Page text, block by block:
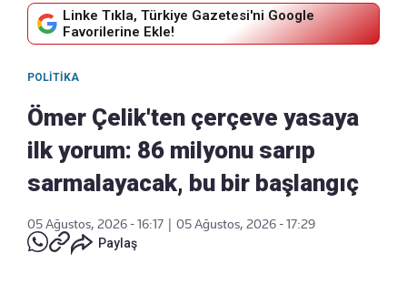
Linke Tıkla, Türkiye Gazetesi'ni Google
Favorilerine Ekle!
POLITIKA
Ömer Çelik'ten çerçeve yasaya
ilk yorum: 86 milyonu sarıp
sarmalayacak, bu bir başlangıç
05 Ağustos, 2026 - 16:17
05 Ağustos, 2026 - 17:29
Paylaş